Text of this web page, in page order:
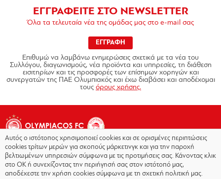
ΕΓΓΡΑΦΕΙΤΕ ΣΤΟ NEWSLETTER
Όλα τα τελευταία νέα της ομάδας μας στο e-mail σας
ΕΓΓΡΑΦΗ
Επιθυμώ να λαμβάνω ενημερώσεις σχετικά με τα νέα του
Συλλόγου, διαγωνισμούς, νέα προϊόντα και υπηρεσίες, τη διάθεση
εισιτηρίων και τις προσφορές των επίσημων χορηγών και
συνεργατών της ΠΑΕ Ολυμπιακός και έχω διαβάσει και αποδέχομαι
τους όρους χρήσης.
Copyright © 2026 - Olympiacos.org
Αυτός ο ιστότοπος χρησιμοποιεί cookies και σε ορισμένες περιπτώσεις
cookies τρίτων μερών για σκοπούς μάρκετινγκ και για την παροχή
βελτιωμένων υπηρεσιών σύμφωνα με τις προτιμήσεις σας. Κάνοντας κλικ
στο OK ή συνεχίζοντας την περιήγησή σας στον ιστότοπό μας,
αποδέχεστε την χρήση cookies σύμφωνα με τη σχετική πολιτική μας.